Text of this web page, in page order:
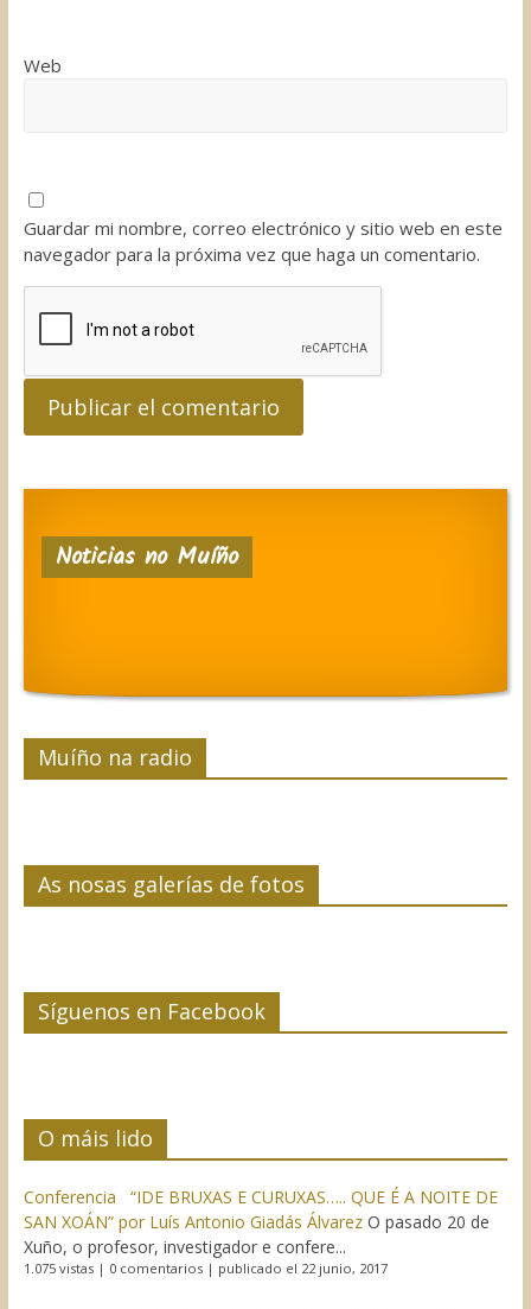
Web
Guardar mi nombre, correo electrónico y sitio web en este
navegador para la próxima vez que haga un comentario.
Noticias no Muíño
Muíño na radio
As nosas galerías de fotos
Síguenos en Facebook
O máis lido
Conferencia “IDE BRUXAS E CURUXAS….. QUE É A NOITE DE
SAN XOÁN” por Luís Antonio Giadás Álvarez O pasado 20 de
Xuño, o profesor, investigador e confere...
1.075 vistas| 0 comentarios| publicado el 22 junio, 2017